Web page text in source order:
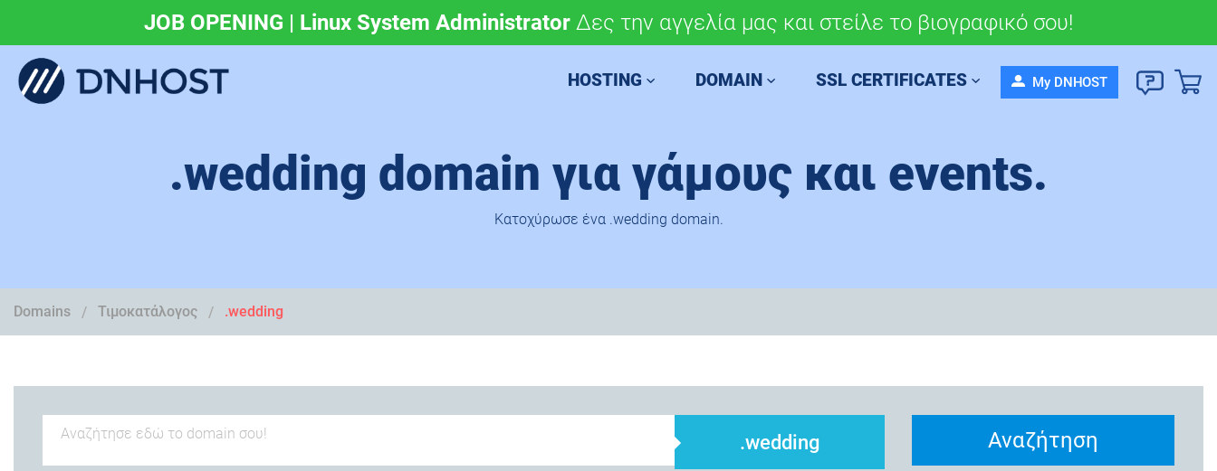
JOB OPENING | Linux System Administrator Δες την αγγελία μας και στείλε το βιογραφικό σου!
.eu & .ευ domains μόνο 4,90 €/έτος. Χάραξε την ευρωπαϊκή σου πορεία σήμερα!
HOSTING DOMAIN SSL CERTIFICATES My DNHOST
.wedding domain για γάμους και events.
Κατοχύρωσε ένα .wedding domain.
Domains Τιμοκατάλογος .wedding
.wedding Αναζήτηση